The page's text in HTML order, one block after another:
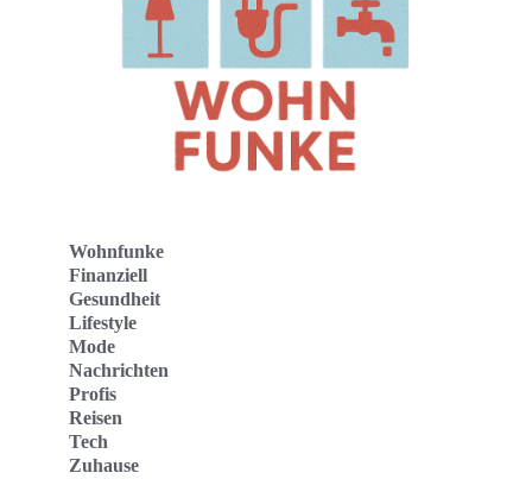
Wohnfunke
Finanziell
Gesundheit
Lifestyle
Mode
Nachrichten
Profis
Reisen
Tech
Zuhause